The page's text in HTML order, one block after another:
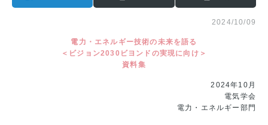
2024/10/09
電力・エネルギー技術の未来を語る
＜ビジョン2030ビヨンドの実現に向け＞
資料集
2024年10月
電気学会
電力・エネルギー部門